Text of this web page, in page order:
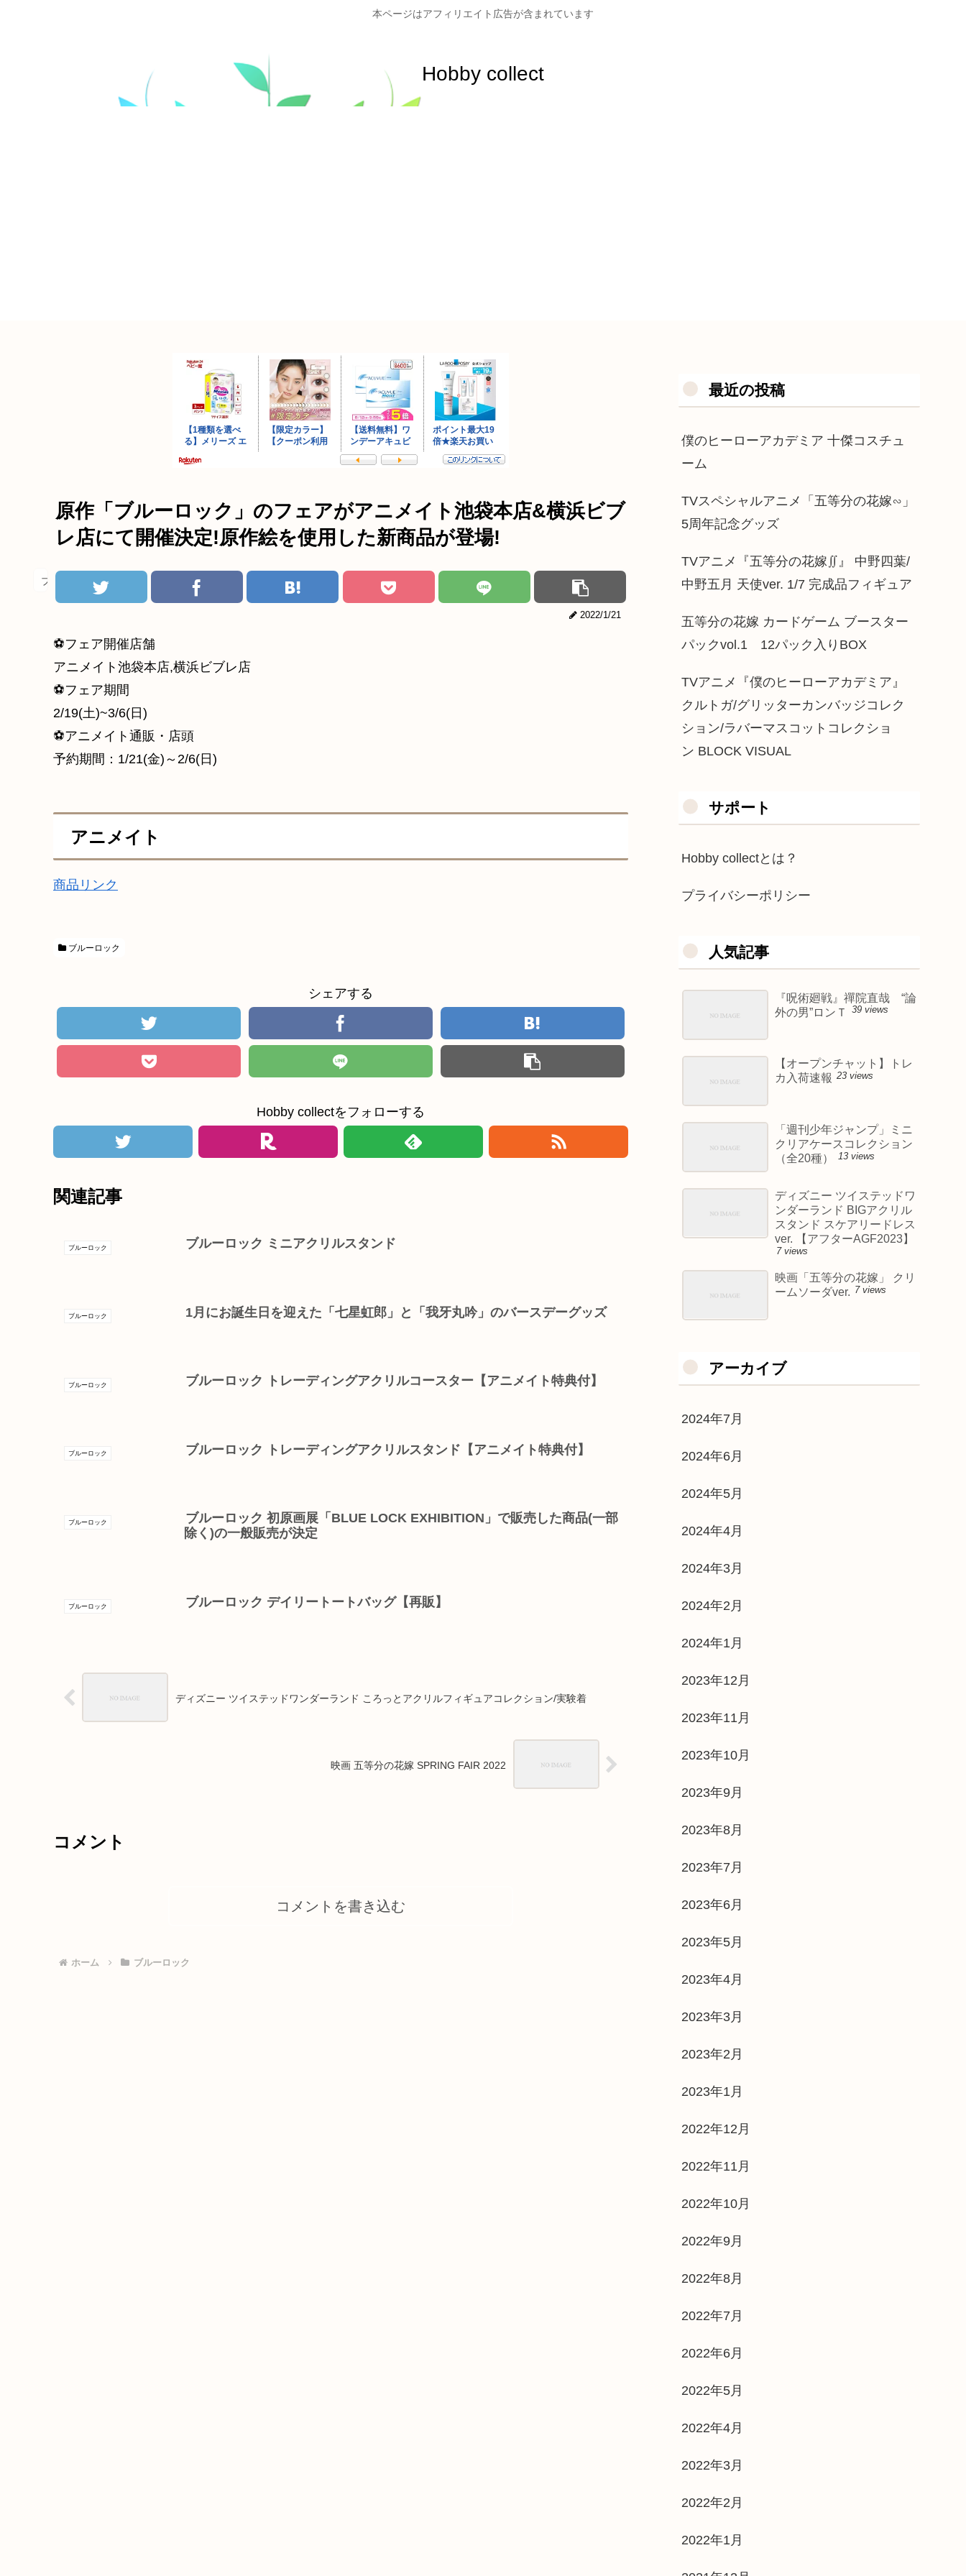
本ページはアフィリエイト広告が含まれています
Hobby collect
原作「ブルーロック」のフェアがアニメイト池袋本店&横浜ビブ
レ店にて開催決定!原作絵を使用した新商品が登場!
ブルーロック
2022/1/21
⚽フェア開催店舗
アニメイト池袋本店,横浜ビブレ店
⚽フェア期間
2/19(土)~3/6(日)
⚽アニメイト通販・店頭
予約期間：1/21(金)～2/6(日)
アニメイト
商品リンク
ブルーロック
シェアする
Hobby collectをフォローする
関連記事
ブルーロック ブルーロック ミニアクリルスタンド
ブルーロック 1月にお誕生日を迎えた「七星虹郎」と「我牙丸吟」のバースデーグッズ
ブルーロック ブルーロック トレーディングアクリルコースター【アニメイト特典付】
ブルーロック ブルーロック トレーディングアクリルスタンド【アニメイト特典付】
ブルーロック
ブルーロック 初原画展「BLUE LOCK EXHIBITION」で販売した商品(一部
除く)の一般販売が決定
ブルーロック ブルーロック デイリートートバッグ【再販】
ディズニー ツイステッドワンダーランド ころっとアクリルフィギュアコレクション/実験着
映画 五等分の花嫁 SPRING FAIR 2022
コメント
コメントを書き込む
ホーム ブルーロック
最近の投稿
僕のヒーローアカデミア 十傑コスチュ
ーム
TVスペシャルアニメ「五等分の花嫁∽」
5周年記念グッズ
TVアニメ『五等分の花嫁∬』 中野四葉/
中野五月 天使ver. 1/7 完成品フィギュア
五等分の花嫁 カードゲーム ブースター
パックvol.1 12パック入りBOX
TVアニメ『僕のヒーローアカデミア』
クルトガ/グリッターカンバッジコレク
ション/ラバーマスコットコレクショ
ン BLOCK VISUAL
サポート
Hobby collectとは？
プライバシーポリシー
人気記事
『呪術廻戦』禪院直哉 “論
外の男”ロンＴ
39 views
【オープンチャット】トレ
カ入荷速報 23 views
「週刊少年ジャンプ」ミニ
クリアケースコレクション
（全20種）
13 views
ディズニー ツイステッドワ
ンダーランド BIGアクリル
スタンド スケアリードレス
ver. 【アフターAGF2023】
7 views
映画「五等分の花嫁」 クリ
ームソーダver. 7 views
アーカイブ
2024年7月
2024年6月
2024年5月
2024年4月
2024年3月
2024年2月
2024年1月
2023年12月
2023年11月
2023年10月
2023年9月
2023年8月
2023年7月
2023年6月
2023年5月
2023年4月
2023年3月
2023年2月
2023年1月
2022年12月
2022年11月
2022年10月
2022年9月
2022年8月
2022年7月
2022年6月
2022年5月
2022年4月
2022年3月
2022年2月
2022年1月